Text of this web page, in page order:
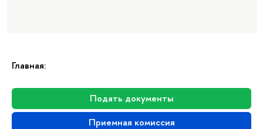
Главная:
Подать документы
Приемная комиссия